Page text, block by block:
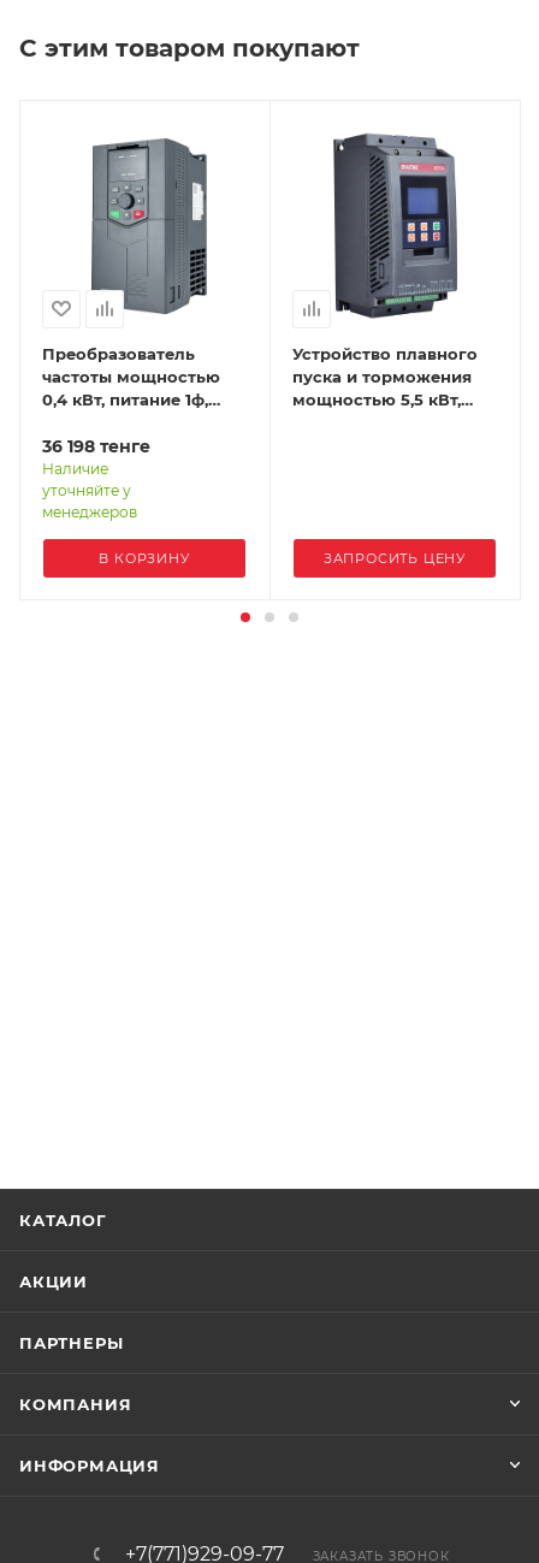
С этим товаром покупают
Преобразователь
частоты мощностью
0,4 кВт, питание 1ф,
EFIP-LA3-0R4G-2S
36 198 тенге
Наличие
уточняйте у
менеджеров
В КОРЗИНУ
Устройство плавного
пуска и торможения
мощностью 5,5 кВт,
ЗАПРОСИТЬ ЦЕНУ
КАТАЛОГ
АКЦИИ
ПАРТНЕРЫ
КОМПАНИЯ
ИНФОРМАЦИЯ
+7(771)929-09-77 ЗАКАЗАТЬ ЗВОНОК